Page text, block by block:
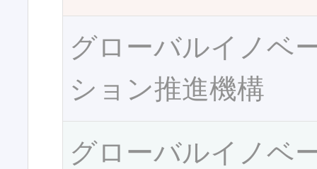
グローバルイノベ
ション推進機構
グローバルイノベ